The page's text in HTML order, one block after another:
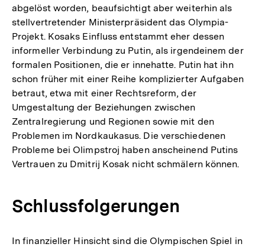
abgelöst worden, beaufsichtigt aber weiterhin als
stellvertretender Ministerpräsident das Olympia-
Projekt. Kosaks Einfluss entstammt eher dessen
informeller Verbindung zu Putin, als irgendeinem der
formalen Positionen, die er innehatte. Putin hat ihn
schon früher mit einer Reihe komplizierter Aufgaben
betraut, etwa mit einer Rechtsreform, der
Umgestaltung der Beziehungen zwischen
Zentralregierung und Regionen sowie mit den
Problemen im Nordkaukasus. Die verschiedenen
Probleme bei Olimpstroj haben anscheinend Putins
Vertrauen zu Dmitrij Kosak nicht schmälern können.
Schlussfolgerungen
In finanzieller Hinsicht sind die Olympischen Spiel in